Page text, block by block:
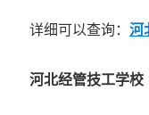
详细可以查询： 河
河北经管技工学校